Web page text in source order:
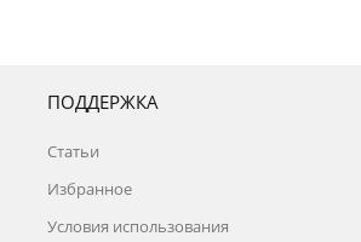
ПОДДЕРЖКА
Статьи
Избранное
Условия использования